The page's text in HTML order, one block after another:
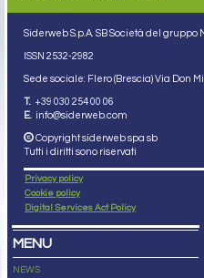
Siderweb S.p.A. SB Società del gruppo
ISSN 2532-2982
Sede sociale: Flero (Brescia) Via Don
T. +39 030 254 00 06
E. info@siderweb.com
Copyright siderweb spa sb
Tutti i diritti sono riservati
Privacy policy
Cookie policy
Digital Services Act Policy
MENU
NEWS